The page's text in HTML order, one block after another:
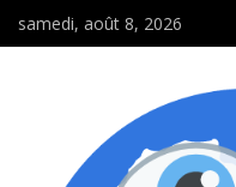
samedi, août 8, 2026